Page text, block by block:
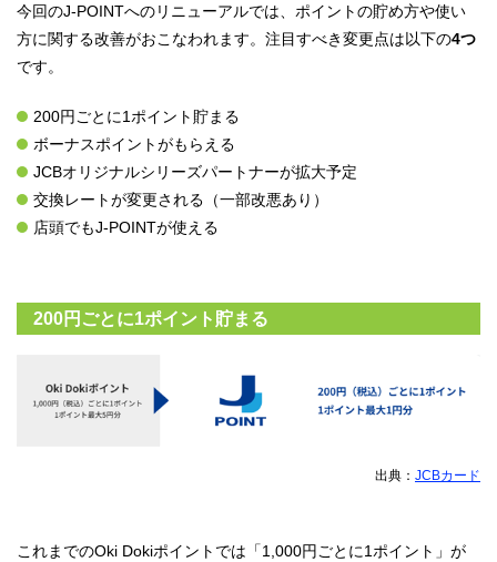
今回のJ-POINTへのリニューアルでは、ポイントの貯め方や使い
方に関する改善がおこなわれます。注目すべき変更点は以下の4つ
です。
200円ごとに1ポイント貯まる
ボーナスポイントがもらえる
JCBオリジナルシリーズパートナーが拡大予定
交換レートが変更される（一部改悪あり）
店頭でもJ-POINTが使える
200円ごとに1ポイント貯まる
出典： JCBカード
これまでのOki Dokiポイントでは「1,000円ごとに1ポイント」が